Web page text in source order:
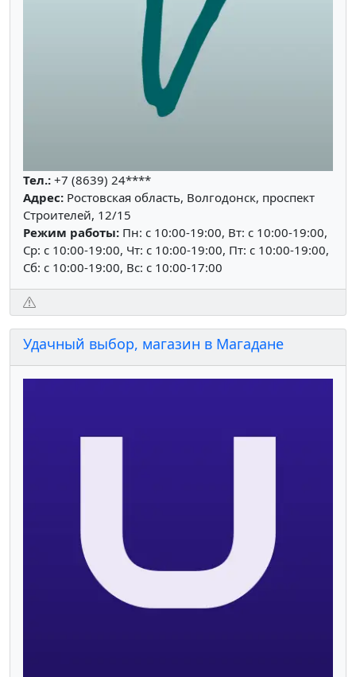
Тел.: +7 (8639) 24****
Адрес: Ростовская область, Волгодонск, проспект
Строителей, 12/15
Режим работы: Пн: c 10:00-19:00, Вт: c 10:00-19:00,
Ср: c 10:00-19:00, Чт: c 10:00-19:00, Пт: c 10:00-19:00,
Сб: c 10:00-19:00, Вс: c 10:00-17:00
Удачный выбор, магазин в Магадане